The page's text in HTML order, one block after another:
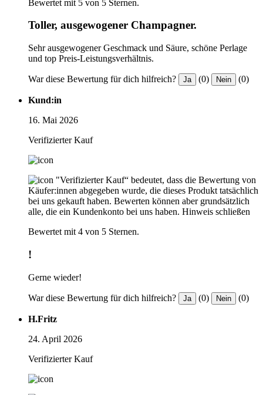
Bewertet mit 5 von 5 Sternen.
Toller, ausgewogener Champagner.
Sehr ausgewogener Geschmack und Säure, schöne Perlage
und top Preis-Leistungsverhältnis.
War diese Bewertung für dich hilfreich? Ja (0) Nein (0)
Kund:in
16. Mai 2026
Verifizierter Kauf
"Verifizierter Kauf“ bedeutet, dass die Bewertung von
Käufer:innen abgegeben wurde, die dieses Produkt tatsächlich
bei uns gekauft haben. Bewerten können aber grundsätzlich
alle, die ein Kundenkonto bei uns haben. Hinweis schließen
Bewertet mit 4 von 5 Sternen.
!
Gerne wieder!
War diese Bewertung für dich hilfreich? Ja (0) Nein (0)
H.Fritz
24. April 2026
Verifizierter Kauf